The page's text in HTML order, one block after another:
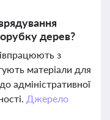
дерев?
з
матеріали для
адміністративної
Джерело